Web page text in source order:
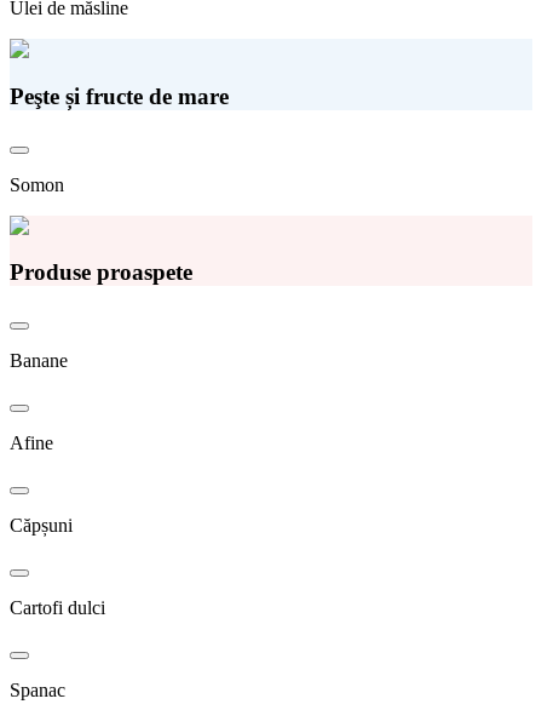
Ulei de măsline
Peşte și fructe de mare
Somon
Produse proaspete
Banane
Afine
Căpșuni
Cartofi dulci
Spanac